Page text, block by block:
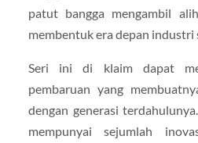
patut bangga mengambil
membentuk era depan industri
Seri ini di klaim dapat
pembaruan yang
dengan generasi
mempunyai sejumlah